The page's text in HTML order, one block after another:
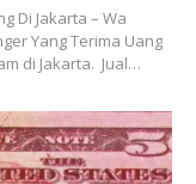
Di Jakarta – Wa
Yang Terima Uang
di Jakarta. Jual…